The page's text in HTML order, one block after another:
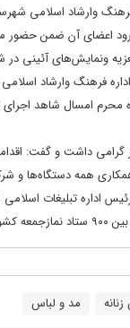
وارشاد اسلامی
اعضای آن ضمن حضور
ونمایش‌های آئینی
اداره فرهنگ وارشاد
محرم امسال شاهد
را نیز گرامی داشت و
همه دستگاه‌ها و
اداره تبلیغات اسلامی
قرار گیرند.
مد و لباس